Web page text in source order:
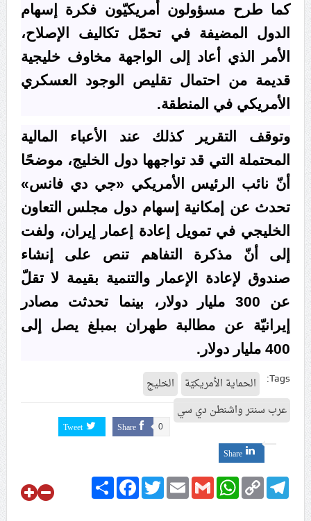
كما طرح مسؤولون أمريكيّون فكرة إسهام
الدول المضيفة في تحمّل تكاليف الإصلاح،
الأمر الذي أعاد إلى الواجهة مخاوف خليجية
قديمة من احتمال تقليص الوجود العسكري
الأمريكي في المنطقة.
وتوقف التقرير كذلك عند الأعباء المالية
المحتملة التي قد تواجهها دول الخليج، موضحًا
أنّ نائب الرئيس الأمريكي «جي دي فانس»
تحدث عن إمكانية إسهام دول مجلس التعاون
الخليجي في تمويل إعادة إعمار إيران، ولفت
إلى أنّ مذكرة التفاهم تنص على إنشاء
صندوق لإعادة الإعمار والتنمية بقيمة لا تقلّ
عن 300 مليار دولار، بينما تحدثت مصادر
إيرانيّة عن مطالبة طهران بمبلغ يصل إلى
400 مليار دولار.
Tags: الحماية الأمريكيّة
الخليج
عرب سنتر واشنطن دي سي
Share 0
Tweet
Share
ShareFacebookTwitterEmailGmail
WhatsApp Copy
Link
Telegram